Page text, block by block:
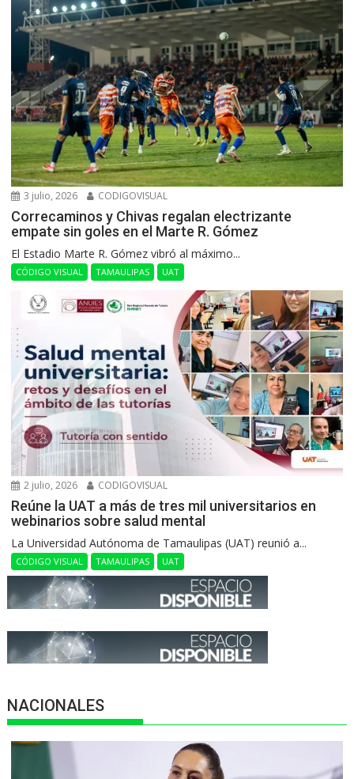
3 julio, 2026 CODIGOVISUAL
Correcaminos y Chivas regalan electrizante
empate sin goles en el Marte R. Gómez
El Estadio Marte R. Gómez vibró al máximo...
CÓDIGO VISUAL TAMAULIPAS UAT
2 julio, 2026 CODIGOVISUAL
Reúne la UAT a más de tres mil universitarios en
webinarios sobre salud mental
La Universidad Autónoma de Tamaulipas (UAT) reunió a...
CÓDIGO VISUAL TAMAULIPAS UAT
NACIONALES